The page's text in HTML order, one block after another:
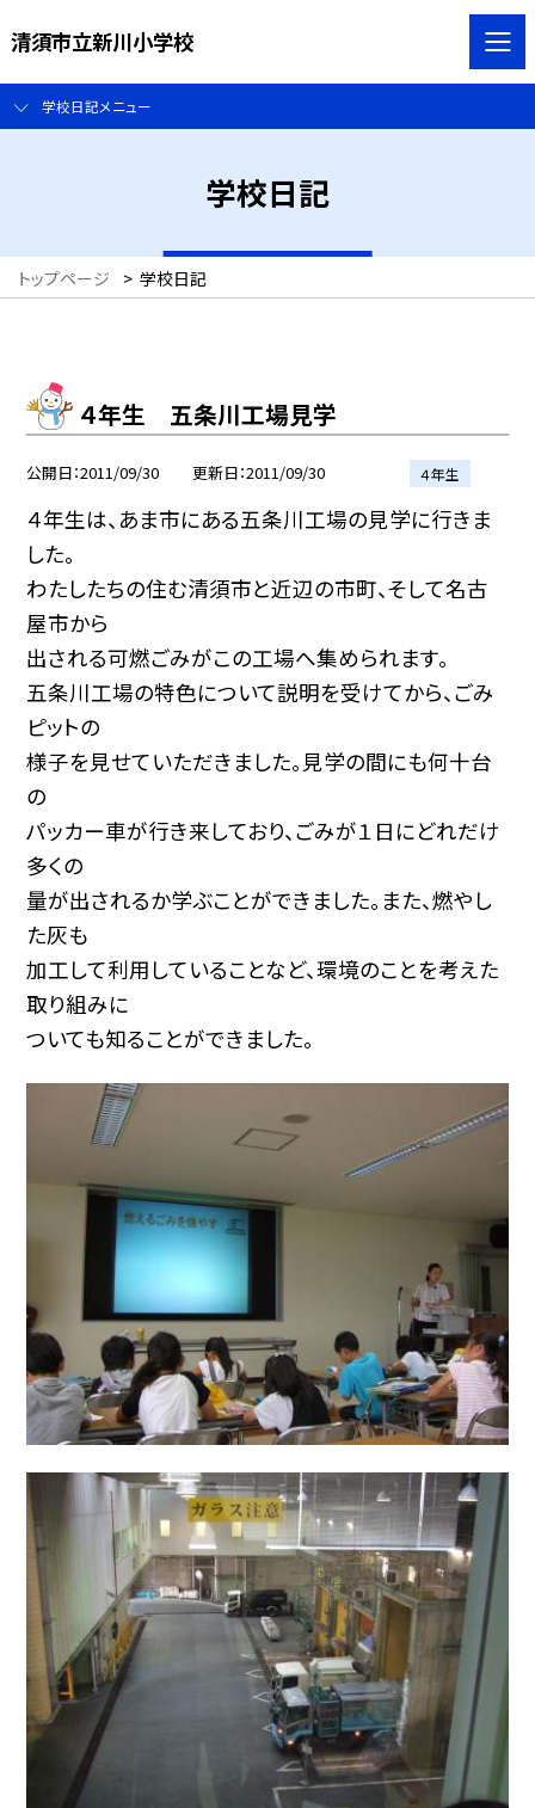
清須市立新川小学校
学校日記メニュー
学校日記
トップページ > 学校日記
４年生 五条川工場見学
公開日 2011/09/30 更新日 2011/09/30 ４年生
４年生は、あま市にある五条川工場の見学に行きま
した。
わたしたちの住む清須市と近辺の市町、そして名古
屋市から
出される可燃ごみがこの工場へ集められます。
五条川工場の特色について説明を受けてから、ごみ
ピットの
様子を見せていただきました。見学の間にも何十台
の
パッカー車が行き来しており、ごみが１日にどれだけ
多くの
量が出されるか学ぶことができました。また、燃やし
た灰も
加工して利用していることなど、環境のことを考えた
取り組みに
ついても知ることができました。